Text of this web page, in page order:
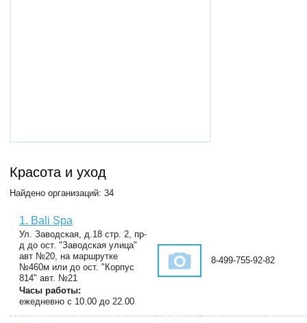
Красота и уход
Найдено организаций: 34
1. Bali Spa
Ул. Заводская, д.18 стр. 2, пр-
д до ост. "Заводская улица"
авт №20, на маршрутке
№460м или до ост. "Корпус
814" авт. №21
Часы работы:
ежедневно с 10.00 до 22.00
8-499-755-92-82